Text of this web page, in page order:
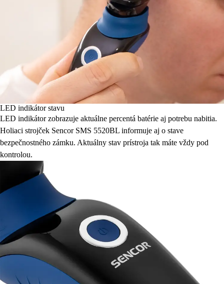
LED indikátor stavu
LED indikátor zobrazuje aktuálne percentá batérie aj potrebu nabitia.
Holiaci strojček Sencor SMS 5520BL informuje aj o stave
bezpečnostného zámku. Aktuálny stav prístroja tak máte vždy pod
kontrolou.